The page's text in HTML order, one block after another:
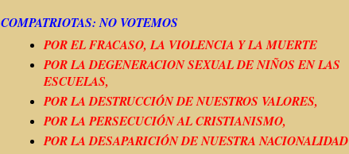
COMPATRIOTAS: NO VOTEMOS
POR EL FRACASO, LA VIOLENCIA Y LA MUERTE
POR LA DEGENERACION SEXUAL DE NIÑOS EN LAS
ESCUELAS,
POR LA DESTRUCCIÓN DE NUESTROS VALORES,
POR LA PERSECUCIÓN AL CRISTIANISMO,
POR LA DESAPARICIÓN DE NUESTRA NACIONALIDAD